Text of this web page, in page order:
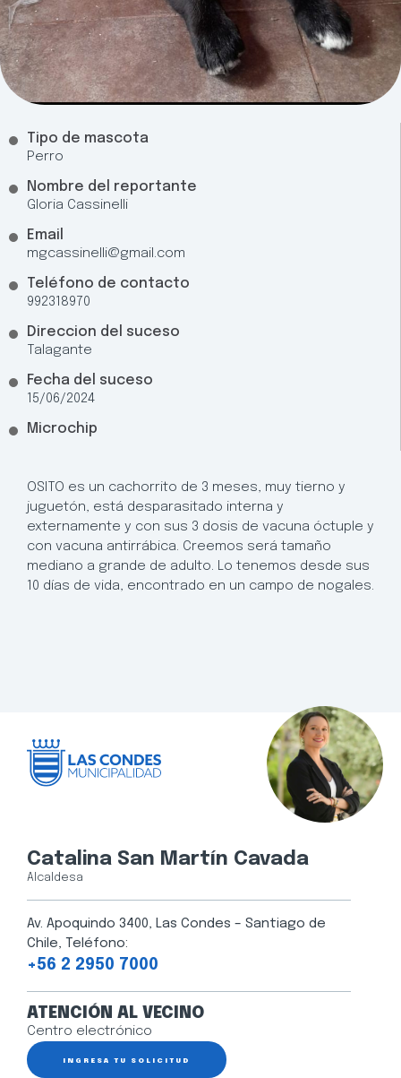
Tipo de mascota
Perro
Nombre del reportante
Gloria Cassinelli
Email
mgcassinelli@gmail.com
Teléfono de contacto
992318970
Direccion del suceso
Talagante
Fecha del suceso
15/06/2024
Microchip
OSITO es un cachorrito de 3 meses, muy tierno y
juguetón, está desparasitado interna y
externamente y con sus 3 dosis de vacuna óctuple y
con vacuna antirrábica. Creemos será tamaño
mediano a grande de adulto. Lo tenemos desde sus
10 días de vida, encontrado en un campo de nogales.
Catalina San Martín Cavada
Alcaldesa
Av. Apoquindo 3400, Las Condes – Santiago de
Chile, Teléfono:
+56 2 2950 7000
ATENCIÓN AL VECINO
Centro electrónico
INGRESA TU SOLICITUD